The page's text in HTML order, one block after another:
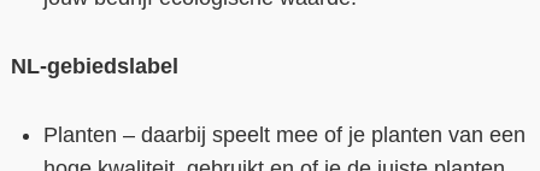
NL-gebiedslabel
Planten – daarbij speelt mee of je planten van een